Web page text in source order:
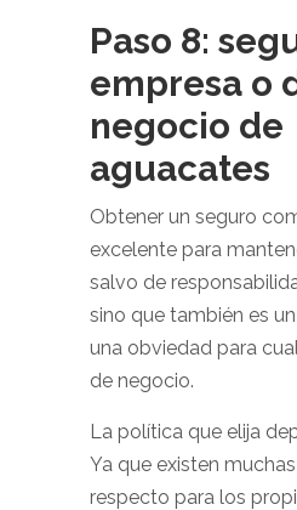
Paso 8:
empresa o
negocio de
aguacates
Obtener un seguro
excelente para
salvo de
sino que también es
una obviedad para
de negocio.
La política que elija
Ya que existen
respecto para los